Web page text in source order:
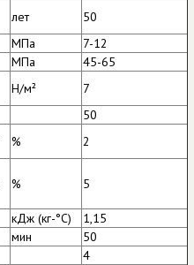
лет
50
МПа
7-12
МПа
45-65
Н/м²
7
50
%
2
% 5
кДж (кг-°С)
1,15
мин
50
4